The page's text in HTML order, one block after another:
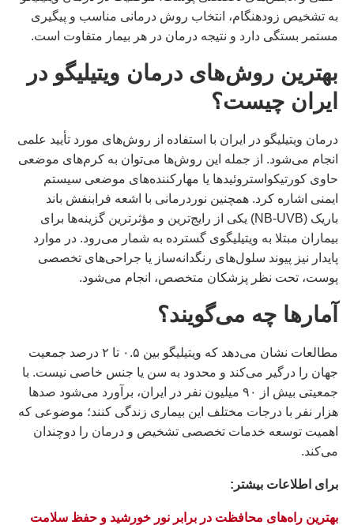
به تشخیص زودهنگام، انتخاب روش درمانی مناسب و پیگیری
مستمر بستگی دارد و نتیجه درمان در هر بیمار متفاوت است.
بهترین روش‌های درمان ویتیلیگو در
ایران چیست؟
درمان ویتیلیگو در ایران با استفاده از روش‌های مورد تأیید علمی
انجام می‌شود. از جمله این روش‌ها می‌توان به کرم‌های موضعی
حاوی کورتیکواستروئیدها یا مهارکننده‌های موضعی سیستم
ایمنی اشاره کرد. همچنین نوردرمانی با اشعه فرابنفش باند
باریک (NB-UVB) یکی از رایج‌ترین و مؤثرترین گزینه‌ها برای
بیماران مبتلا به ویتیلیگوی گسترده به شمار می‌رود. در موارد
پایدار نیز پیوند سلول‌های رنگدانه‌ساز یا جراحی‌های تخصصی
پوست، تحت نظر پزشکان متخصص، انجام می‌شود.
آمارها چه می‌گویند؟
مطالعات نشان می‌دهد که ویتیلیگو بین ۰.۵ تا ۲ درصد جمعیت
جهان را درگیر می‌کند و محدود به سن یا جنس خاصی نیست. با
جمعیتی بیش از ۹۰ میلیون نفر در ایران، برآورد می‌شود صدها
هزار نفر با درجات مختلف این بیماری زندگی کنند؛ موضوعی که
اهمیت توسعه خدمات تخصصی تشخیص و درمان را دوچندان
می‌کند.
براى اطلاعات بيشتر:
بهترین راه‌های محافظت در برابر نور خورشید و حفظ سلامت